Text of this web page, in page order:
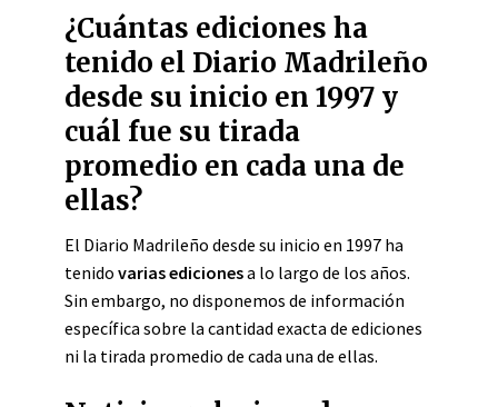
¿Cuántas ediciones ha
tenido el Diario Madrileño
desde su inicio en 1997 y
cuál fue su tirada
promedio en cada una de
ellas?
El Diario Madrileño desde su inicio en 1997 ha
tenido varias edicionesa lo largo de los años.
Sin embargo, no disponemos de información
específica sobre la cantidad exacta de ediciones
ni la tirada promedio de cada una de ellas.